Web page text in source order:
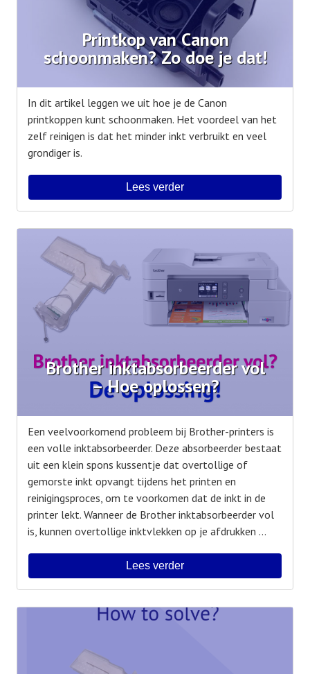
Printkop van Canon
schoonmaken? Zo doe je dat!
In dit artikel leggen we uit hoe je de Canon
printkoppen kunt schoonmaken. Het voordeel van het
zelf reinigen is dat het minder inkt verbruikt en veel
grondiger is.
Lees verder
Brother inktabsorbeerder vol
– Hoe oplossen?
Een veelvoorkomend probleem bij Brother-printers is
een volle inktabsorbeerder. Deze absorbeerder bestaat
uit een klein spons kussentje dat overtollige of
gemorste inkt opvangt tijdens het printen en
reinigingsproces, om te voorkomen dat de inkt in de
printer lekt. Wanneer de Brother inktabsorbeerder vol
is, kunnen overtollige inktvlekken op je afdrukken ...
Lees verder